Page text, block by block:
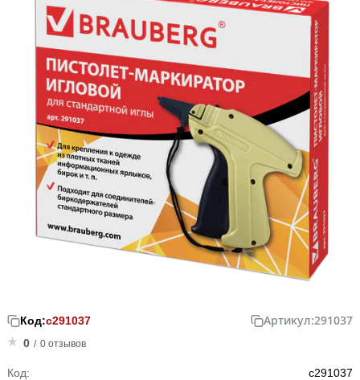
Код:с291037 Артикул:291037
0 / 0 отзывов
Код: с291037